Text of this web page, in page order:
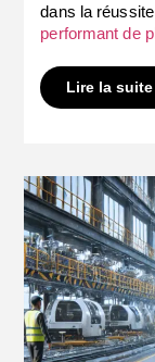
dans la
performant de
Lire la suite